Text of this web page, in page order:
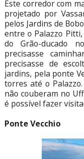
Este corredor com
projetado por
pelos Jardins de
entre o Palazzo
do Grão-ducado
precisasse
precisasse de
jardins, pela ponte
torres até o
não couberam no
é possível fazer
Ponte Vecchio